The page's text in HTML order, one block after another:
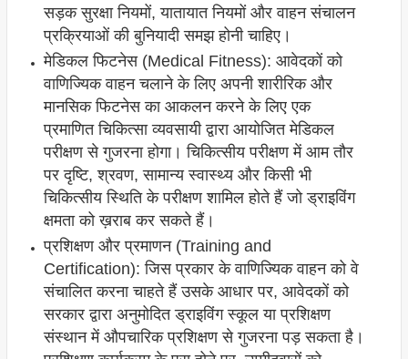
सड़क सुरक्षा नियमों, यातायात नियमों और वाहन संचालन
प्रक्रियाओं की बुनियादी समझ होनी चाहिए।
मेडिकल फिटनेस (Medical Fitness): आवेदकों को
वाणिज्यिक वाहन चलाने के लिए अपनी शारीरिक और
मानसिक फिटनेस का आकलन करने के लिए एक
प्रमाणित चिकित्सा व्यवसायी द्वारा आयोजित मेडिकल
परीक्षण से गुजरना होगा। चिकित्सीय परीक्षण में आम तौर
पर दृष्टि, श्रवण, सामान्य स्वास्थ्य और किसी भी
चिकित्सीय स्थिति के परीक्षण शामिल होते हैं जो ड्राइविंग
क्षमता को ख़राब कर सकते हैं।
प्रशिक्षण और प्रमाणन (Training and
Certification): जिस प्रकार के वाणिज्यिक वाहन को वे
संचालित करना चाहते हैं उसके आधार पर, आवेदकों को
सरकार द्वारा अनुमोदित ड्राइविंग स्कूल या प्रशिक्षण
संस्थान में औपचारिक प्रशिक्षण से गुजरना पड़ सकता है।